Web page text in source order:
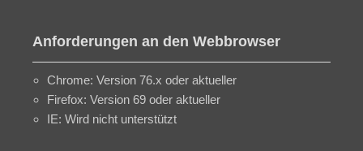
Anforderungen an den Webbrowser
Chrome: Version 76.x oder aktueller
Firefox: Version 69 oder aktueller
IE: Wird nicht unterstützt